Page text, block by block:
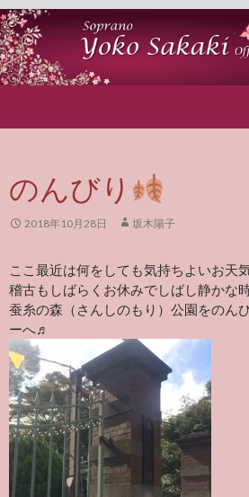
のんびり
2018年10月28日 坂木陽子
ここ最近は何をしても気持ちよいお天
稽古もしばらくお休みでしばし静かな
蚕糸の森（さんしのもり）公園をのん
ーへ♬